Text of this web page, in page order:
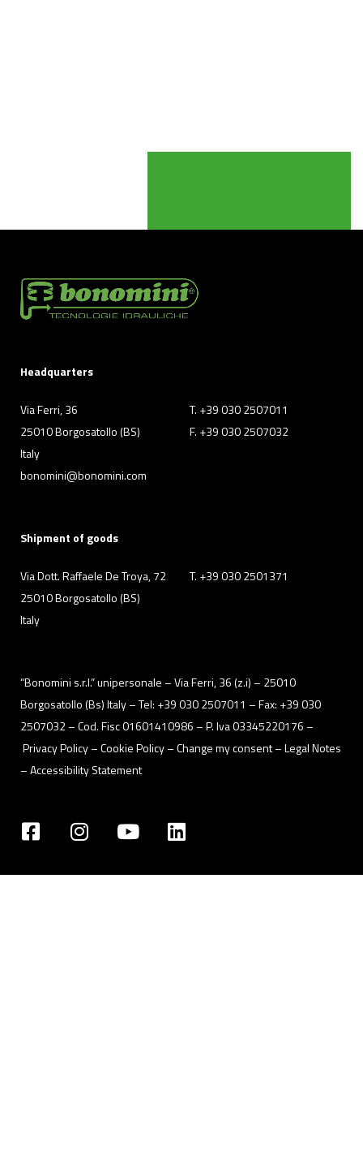
Headquarters
Via Ferri, 36
25010 Borgosatollo (BS)
Italy
T. +39 030 2507011
F. +39 030 2507032
bonomini@bonomini.com
Shipment of goods
Via Dott. Raffaele De Troya, 72
25010 Borgosatollo (BS)
Italy
T. +39 030 2501371
“Bonomini s.r.l.” unipersonale – Via Ferri, 36 (z.i) – 25010
Borgosatollo (Bs) Italy – Tel: +39 030 2507011 – Fax: +39 030
2507032 – Cod. Fisc 01601410986 – P. Iva 03345220176 –
Privacy Policy– Cookie Policy –Change my consent–Legal Notes
–Accessibility Statement